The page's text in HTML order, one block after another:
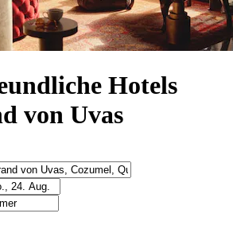
Hotels
von Uvas